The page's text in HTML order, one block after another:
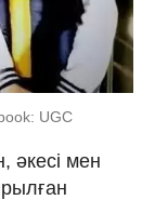
UGC
әкесі мен